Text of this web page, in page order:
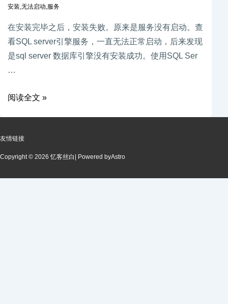
安装,无法启动,服务
在安装完毕之后，安装失败。原来是服务没有启动。查
看SQL server引擎服务，一直无法正常启动，后来发现
是sql server 数据库引擎没有安装成功。使用SQL Ser
…
阅读全文 »
友情链接
Copyright © 2026 忆客丝白 | Powered byAstro